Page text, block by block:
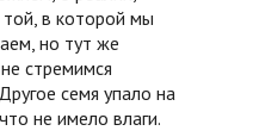
в которой мы
но тут же
стремимся
семя упало на
не имело влаги.